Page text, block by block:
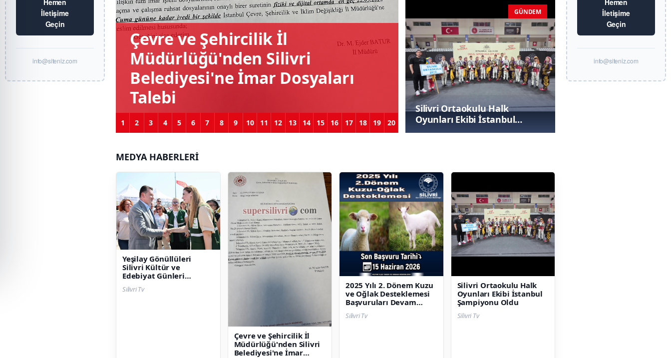
Hemen
İletişime
Geçin
info@siteniz.com
Çevre ve Şehircilik İl
Müdürlüğü'nden Silivri
Belediyesi'ne İmar Dosyaları
Talebi
1 2 3 4 5 6 7 8 9 10 11 12 13 14 15 16 17 18 19 20
GÜNDEM
Silivri Ortaokulu Halk
Oyunları Ekibi İstanbul
Şampiyonu Oldu
MEDYA HABERLERİ
Yeşilay Gönüllüleri
Silivri Kültür ve
Edebiyat Günleri
Silivri Tv
Çevre ve Şehircilik İl
Müdürlüğü'nden Silivri
Belediyesi'ne İmar
2025 Yılı 2. Dönem Kuzu
ve Oğlak Desteklemesi
Başvuruları Devam
Silivri Tv
Silivri Ortaokulu Halk
Oyunları Ekibi İstanbul
Şampiyonu Oldu
Silivri Tv
Hemen
İletişime
Geçin
info@siteniz.com